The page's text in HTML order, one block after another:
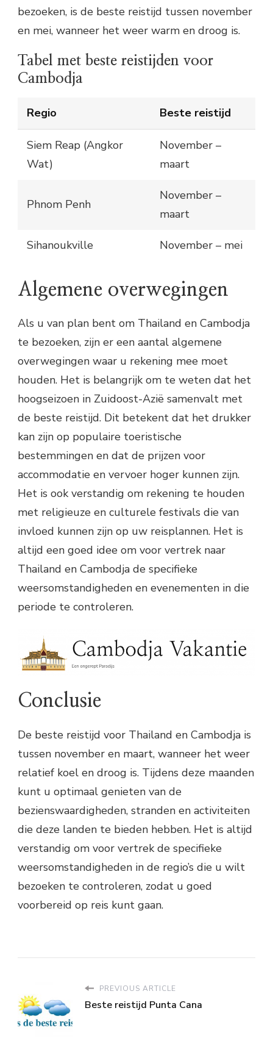
bezoeken, is de beste reistijd tussen november
en mei, wanneer het weer warm en droog is.
Tabel met beste reistijden voor
Cambodja
Regio Beste reistijd
Siem Reap (Angkor
Wat)
November –
maart
Phnom Penh
November –
maart
Sihanoukville November – mei
Algemene overwegingen
Als u van plan bent om Thailand en Cambodja
te bezoeken, zijn er een aantal algemene
overwegingen waar u rekening mee moet
houden. Het is belangrijk om te weten dat het
hoogseizoen in Zuidoost-Azië samenvalt met
de beste reistijd. Dit betekent dat het drukker
kan zijn op populaire toeristische
bestemmingen en dat de prijzen voor
accommodatie en vervoer hoger kunnen zijn.
Het is ook verstandig om rekening te houden
met religieuze en culturele festivals die van
invloed kunnen zijn op uw reisplannen. Het is
altijd een goed idee om voor vertrek naar
Thailand en Cambodja de specifieke
weersomstandigheden en evenementen in die
periode te controleren.
Conclusie
De beste reistijd voor Thailand en Cambodja is
tussen november en maart, wanneer het weer
relatief koel en droog is. Tijdens deze maanden
kunt u optimaal genieten van de
bezienswaardigheden, stranden en activiteiten
die deze landen te bieden hebben. Het is altijd
verstandig om voor vertrek de specifieke
weersomstandigheden in de regio’s die u wilt
bezoeken te controleren, zodat u goed
voorbereid op reis kunt gaan.
PREVIOUS ARTICLE
Beste reistijd Punta Cana